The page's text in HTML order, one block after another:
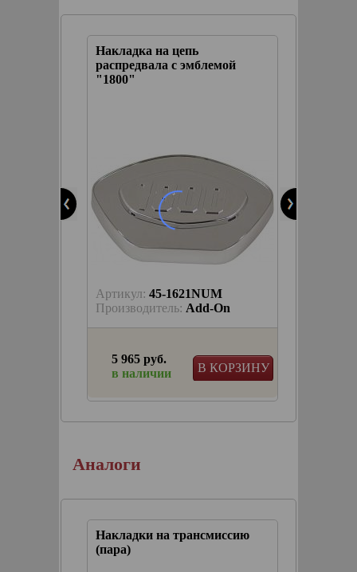
Накладка на цепь
распредвала с эмблемой
"1800"
Артикул: 45-1621NUM
Производитель: Add-On
В КОРЗИНУ
5 965 руб.
в наличии
Аналоги
Накладки на трансмиссию
(пара)